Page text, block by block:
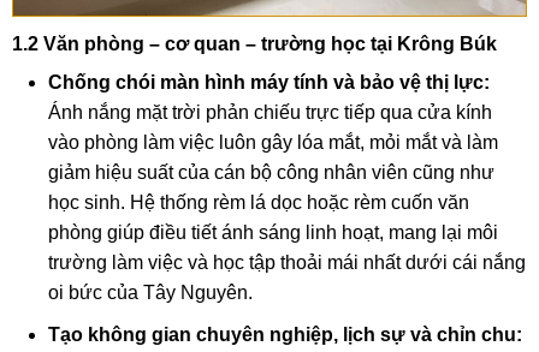
1.2 Văn phòng – cơ quan – trường học tại Krông Búk
Chống chói màn hình máy tính và bảo vệ thị lực:
Ánh nắng mặt trời phản chiếu trực tiếp qua cửa kính
vào phòng làm việc luôn gây lóa mắt, mỏi mắt và làm
giảm hiệu suất của cán bộ công nhân viên cũng như
học sinh. Hệ thống rèm lá dọc hoặc rèm cuốn văn
phòng giúp điều tiết ánh sáng linh hoạt, mang lại môi
trường làm việc và học tập thoải mái nhất dưới cái nắng
oi bức của Tây Nguyên.
Tạo không gian chuyên nghiệp, lịch sự và chỉn chu: